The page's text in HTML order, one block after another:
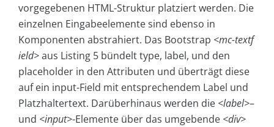
vorgegebenen HTML-Struktur platziert werden. Die
einzelnen Eingabeelemente sind ebenso in
Komponenten abstrahiert. Das Bootstrap <mc-textf
ield>aus Listing 5 bündelttype, label, und den
placeholder in den Attributen und überträgt diese
auf ein input-Field mit entsprechendem Label und
Platzhaltertext. Darüberhinaus werden die <label>–
und <input>-Elemente über das umgebende <div>